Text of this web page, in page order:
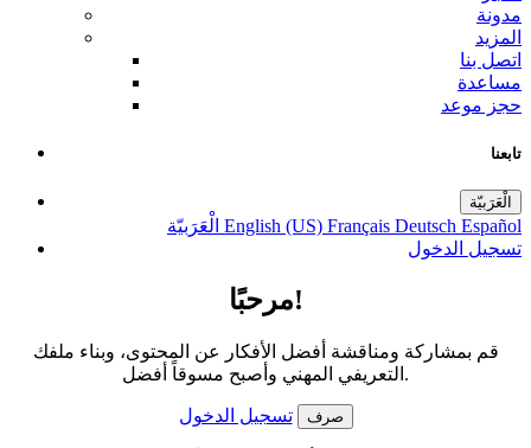
مدونة
المزيد
اتصل بنا
مساعدة
حجز موعد
تابعنا
الْعَرَبيّة
الْعَرَبيّة English (US) Français Deutsch Español
تسجيل الدخول
مرحبًا!
قم بمشاركة ومناقشة أفضل الأفكار عن المحتوى، وبناء ملفك
التعريفي المهني وأصبح مسوقاً أفضل.
تسجيل الدخول صرف